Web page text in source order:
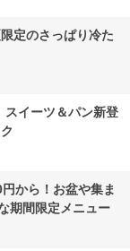
定のさっぱり冷た
スイーツ＆パン新登
から！お盆や集ま
期間限定メニュー